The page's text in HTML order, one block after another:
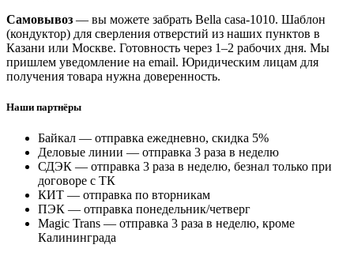
Самовывоз — вы можете забрать Bella casa-1010. Шаблон
(кондуктор) для сверления отверстий из наших пунктов в
Казани или Москве. Готовность через 1–2 рабочих дня. Мы
пришлем уведомление на email. Юридическим лицам для
получения товара нужна доверенность.
Наши партнёры
Байкал — отправка ежедневно, скидка 5%
Деловые линии — отправка 3 раза в неделю
СДЭК — отправка 3 раза в неделю, безнал только при
договоре с ТК
КИТ — отправка по вторникам
ПЭК — отправка понедельник/четверг
Magic Trans — отправка 3 раза в неделю, кроме
Калининграда